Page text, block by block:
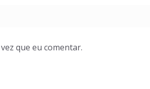
que eu comentar.